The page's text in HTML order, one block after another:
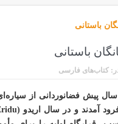
باستانی
کتاب‌های فارسی
۴۴۵۰۰۰ سال پیش فضانوردانی از